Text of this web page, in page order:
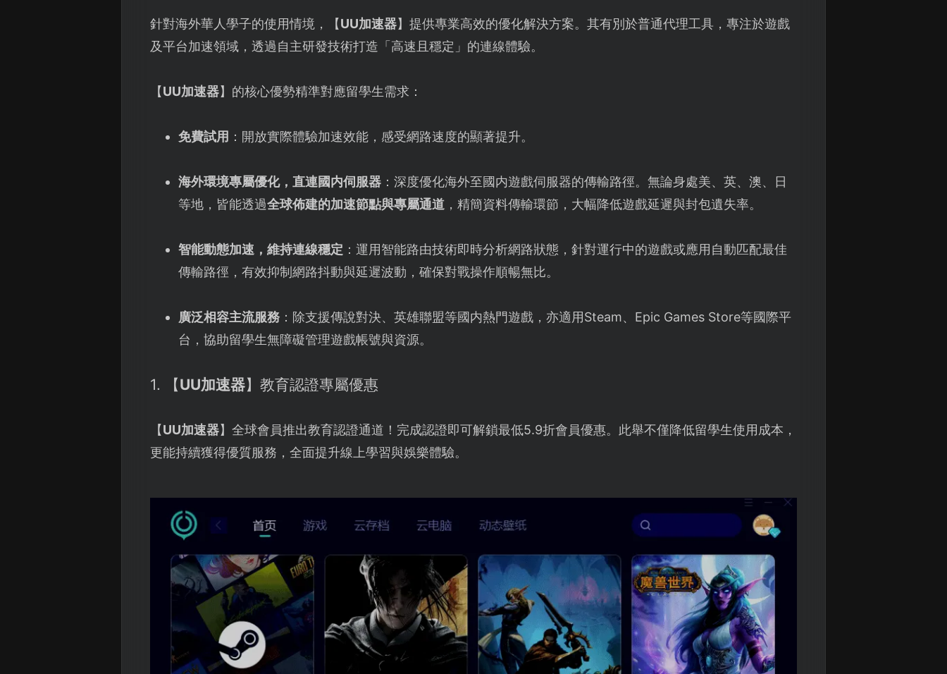
針對海外華人學子的使用情境，【UU加速器】提供專業高效的優化解決方案。其有別於普通代理工具，專注於遊戲
及平台加速領域，透過自主研發技術打造「高速且穩定」的連線體驗。
【UU加速器】的核心優勢精準對應留學生需求：
免費試用 ：開放實際體驗加速效能，感受網路速度的顯著提升。
海外環境專屬優化，直連國内伺服器：深度優化海外至國内遊戲伺服器的傳輸路徑。無論身處美、英、澳、日
等地，皆能透過全球佈建的加速節點與專屬通道，精簡資料傳輸環節，大幅降低遊戲延遲與封包遺失率。
智能動態加速，維持連線穩定 ：運用智能路由技術即時分析網路狀態，針對運行中的遊戲或應用自動匹配最佳
傳輸路徑，有效抑制網路抖動與延遲波動，確保對戰操作順暢無比。
廣泛相容主流服務：除支援傳說對決、英雄聯盟等國内熱門遊戲，亦適用Steam、Epic Games Store等國際平
台，協助留學生無障礙管理遊戲帳號與資源。
1. 【UU加速器】教育認證專屬優惠
【UU加速器】全球會員推出教育認證通道！完成認證即可解鎖最低5.9折會員優惠。此舉不僅降低留學生使用成本，
更能持續獲得優質服務，全面提升線上學習與娛樂體驗。